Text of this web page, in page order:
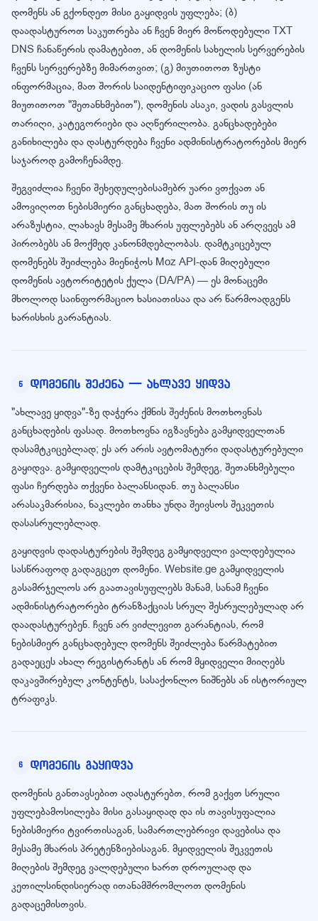
დომენს ან გქონდეთ მისი გაყიდვის უფლება; (ბ)
დაადასტუროთ საკუთრება ან ჩვენ მიერ მოწოდებული TXT
DNS ჩანაწერის დამატებით, ან დომენის სახელის სერვერების
ჩვენს სერვერებზე მიმართვით; (გ) მიუთითოთ ზუსტი
ინფორმაცია, მათ შორის საიდენტიფიკაციო ფასი (ან
მიუთითოთ "შეთანხმებით"), დომენის ასაკი, ვადის გასვლის
თარიღი, კატეგორიები და აღწერილობა. განცხადებები
განიხილება და დასტურდება ჩვენი ადმინისტრატორების მიერ
საჯაროდ გამოჩენამდე.
შეგვიძლია ჩვენი შეხედულებისამებრ უარი ვთქვათ ან
ამოვიღოთ ნებისმიერი განცხადება, მათ შორის თუ ის
არაზუსტია, ლახავს მესამე მხარის უფლებებს ან არღვევს ამ
პირობებს ან მოქმედ კანონმდებლობას. დამტკიცებულ
დომენებს შეიძლება მიენიჭოს Moz API-დან მიღებული
დომენის ავტორიტეტის ქულა (DA/PA) — ეს მონაცემი
მხოლოდ საინფორმაციო ხასიათისაა და არ წარმოადგენს
ხარისხის გარანტიას.
5 დომენის შეძენა — ახლავე ყიდვა
"ახლავე ყიდვა"-ზე დაჭერა ქმნის შეძენის მოთხოვნას
განცხადების ფასად. მოთხოვნა იგზავნება გამყიდველთან
დასამტკიცებლად; ეს არ არის ავტომატური დადასტურებული
გაყიდვა. გამყიდველის დამტკიცების შემდეგ, შეთანხმებული
ფასი ჩერდება თქვენი ბალანსიდან. თუ ბალანსი
არასაკმარისია, ნაკლები თანხა უნდა შეივსოს შეკვეთის
დასასრულებლად.
გაყიდვის დადასტურების შემდეგ გამყიდველი ვალდებულია
სასწრაფოდ გადაგცეთ დომენი. Website.ge გამყიდველის
გასამრჯელოს არ გაათავისუფლებს მანამ, სანამ ჩვენი
ადმინისტრატორები ტრანზაქციას სრულ შესრულებულად არ
დაადასტურებენ. ჩვენ არ ვიძლევით გარანტიას, რომ
ნებისმიერ განცხადებულ დომენს შეიძლება წარმატებით
გადაეცეს ახალ რეგისტრანტს ან რომ მყიდველი მიიღებს
დაკავშირებულ კონტენტს, სასაქონლო ნიშნებს ან ისტორიულ
ტრაფიკს.
6 დომენის გაყიდვა
დომენის განთავსებით ადასტურებთ, რომ გაქვთ სრული
უფლებამოსილება მისი გასაყიდად და ის თავისუფალია
ნებისმიერი ტვირთისაგან, სამართლებრივი დავებისა და
მესამე მხარის პრეტენზიებისაგან. მყიდველის შეკვეთის
მიღების შემდეგ ვალდებული ხართ დროულად და
კეთილსინდისიერად ითანამშრომლოთ დომენის
გადაცემისთვის.